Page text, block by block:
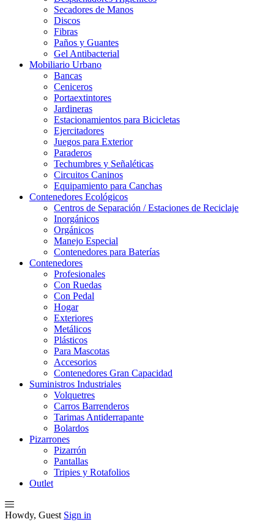
Secadores de Manos
Discos
Fibras
Paños y Guantes
Gel Antibacterial
Mobiliario Urbano
Bancas
Ceniceros
Portaextintores
Jardineras
Estacionamientos para Bicicletas
Ejercitadores
Juegos para Exterior
Paraderos
Techumbres y Señaléticas
Circuitos Caninos
Equipamiento para Canchas
Contenedores Ecológicos
Centros de Separación / Estaciones de Reciclaje
Inorgánicos
Orgánicos
Manejo Especial
Contenedores para Baterías
Contenedores
Profesionales
Con Ruedas
Con Pedal
Hogar
Exteriores
Metálicos
Plásticos
Para Mascotas
Accesorios
Contenedores Gran Capacidad
Suministros Industriales
Volquetres
Carros Barrenderos
Tarimas Antiderrapante
Bolardos
Pizarrones
Pizarrón
Pantallas
Tripies y Rotafolios
Outlet
Howdy, Guest Sign in